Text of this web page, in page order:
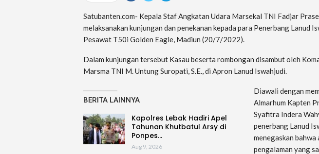
Satubanten.com- Kepala Staf Angkatan Udara Marsekal TNI Fadjar
melaksanakan kunjungan dan penekanan kepada para Penerbang Lanud
Pesawat T50i Golden Eagle, Madiun (20/7/2022).
Dalam kunjungan tersebut Kasau beserta rombongan disambut oleh
Marsma TNI M. Untung Suropati, S.E., di Apron Lanud Iswahjudi.
BERITA LAINNYA
Kapolres Lebak Hadiri Apel
Tahunan Khutbatul Arsy di
Ponpes…
Aug 9, 2026
Diawali dengan
Almarhum Kapten
Syafitra Indera
penerbang Lanud
menegaskan
pengalaman yang